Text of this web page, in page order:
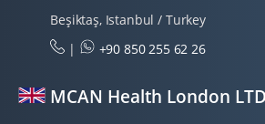
Beşiktaş, Istanbul / Turkey
|
+90 850 255 62 26
MCAN Health London LTD